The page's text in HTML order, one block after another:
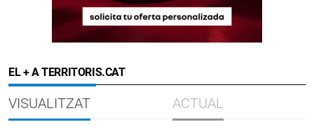
EL + A TERRITORIS.CAT
VISUALITZAT ACTUAL